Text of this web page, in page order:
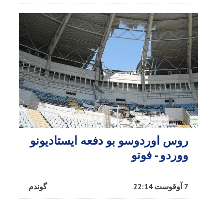
روس اوردوسو بو دفعه ایستادیونو
ووردو - فوتو
گوندم 7 آوقوست 22:14